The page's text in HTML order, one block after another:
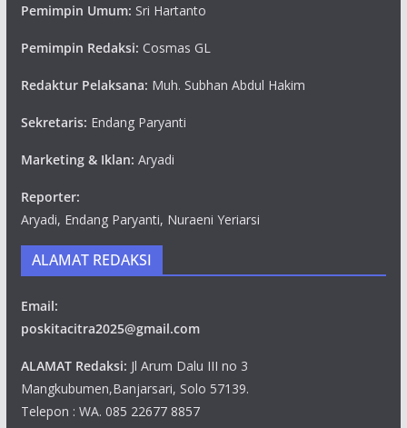
Pemimpin Umum: Sri Hartanto
Pemimpin Redaksi: Cosmas GL
Redaktur Pelaksana: Muh. Subhan Abdul Hakim
Sekretaris: Endang Paryanti
Marketing & Iklan: Aryadi
Reporter:
Aryadi, Endang Paryanti, Nuraeni Yeriarsi
ALAMAT REDAKSI
Email:
poskitacitra2025@gmail.com
ALAMAT Redaksi: Jl Arum Dalu III no 3
Mangkubumen,Banjarsari, Solo 57139.
Telepon : WA. 085 22677 8857